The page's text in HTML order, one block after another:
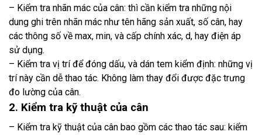
– Kiểm tra nhãn mác của cân: thì cần kiểm tra những nội
dung ghi trên nhãn mác như tên hãng sản xuất, số cân, hay
các thông số về max, min, và cấp chính xác, d, hay điện áp
sử dụng.
– Kiểm tra vị trí để đóng dấu, và dán tem kiểm định: những vị
trí này cần dễ thao tác. Không làm thay đổi được đặc trưng
đo lường của cân.
2. Kiểm tra kỹ thuật của cân
– Kiểm tra kỹ thuật của cân bao gồm các thao tác sau: kiểm